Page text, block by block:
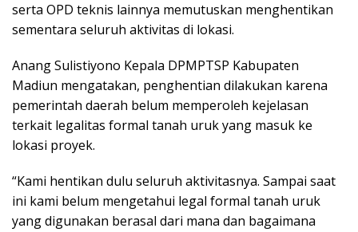
serta OPD teknis lainnya memutuskan menghentikan
sementara seluruh aktivitas di lokasi.
Anang Sulistiyono Kepala DPMPTSP Kabupaten
Madiun mengatakan, penghentian dilakukan karena
pemerintah daerah belum memperoleh kejelasan
terkait legalitas formal tanah uruk yang masuk ke
lokasi proyek.
“Kami hentikan dulu seluruh aktivitasnya. Sampai saat
ini kami belum mengetahui legal formal tanah uruk
yang digunakan berasal dari mana dan bagaimana